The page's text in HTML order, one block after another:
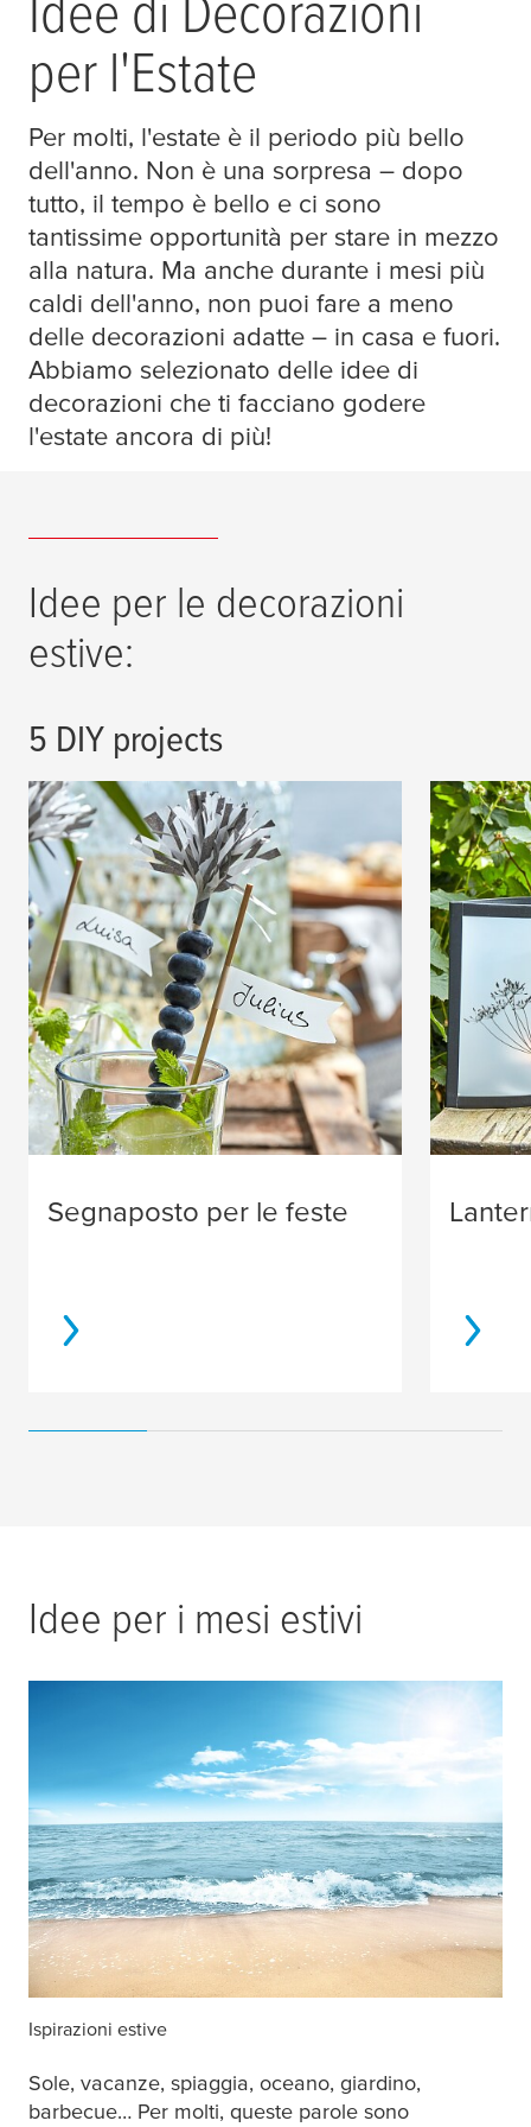
per l'Estate
Per molti, l'estate è il periodo più bello
dell'anno. Non è una sorpresa – dopo
tutto, il tempo è bello e ci sono
tantissime opportunità per stare in mezzo
alla natura. Ma anche durante i mesi più
caldi dell'anno, non puoi fare a meno
delle decorazioni adatte – in casa e fuori.
Abbiamo selezionato delle idee di
decorazioni che ti facciano godere
l'estate ancora di più!
Idee per le decorazioni
estive:
5 DIY projects
Segnaposto per le feste
Idee per i mesi estivi
Ispirazioni estive
Sole, vacanze, spiaggia, oceano, giardino,
barbecue… Per molti, queste parole sono